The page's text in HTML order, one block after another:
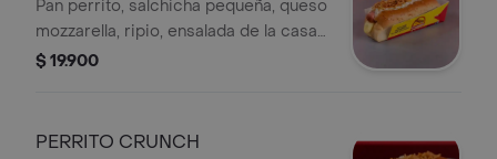
Pan perrito, salchicha pequeña, queso
mozzarella, ripio, ensalada de la casa
y guarniciones al gusto.
$ 19.900
PERRITO CRUNCH